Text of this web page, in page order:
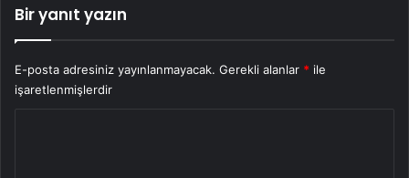
Bir yanıt yazın
E-posta adresiniz yayınlanmayacak. Gerekli alanlar * ile
işaretlenmişlerdir